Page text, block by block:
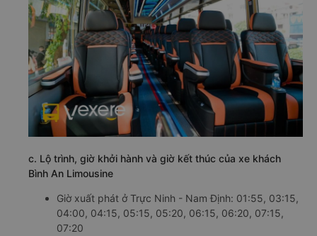
c. Lộ trình, giờ khởi hành và giờ kết thúc của xe khách
Bình An Limousine
Giờ xuất phát ở Trực Ninh - Nam Định: 01:55, 03:15,
04:00, 04:15, 05:15, 05:20, 06:15, 06:20, 07:15,
07:20